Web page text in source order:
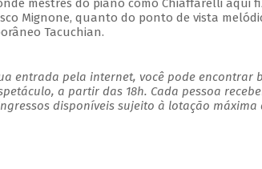
mestres do piano como Chiaffarelli aqui
Mignone, quanto do ponto de vista
Tacuchian.
entrada pela internet, você pode encontrar
a partir das 18h. Cada pessoa
disponíveis sujeito à lotação